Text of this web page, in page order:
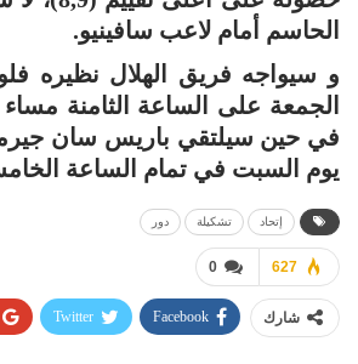
الحاسم أمام لاعب سافينيو.
و سيواجه فريق الهلال نظيره
الجمعة على الساعة الثامنة
في حين سيلتقي باريس سان
يوم السبت في تمام الساعة
إتحاد تشكيلة دور
0 627
شارك Facebook
Twitter